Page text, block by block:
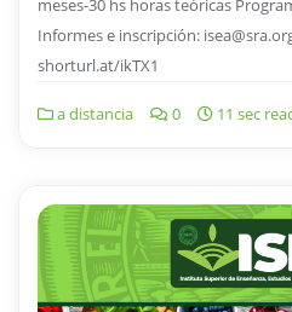
meses-30 hs horas teóricas
Informes e inscripción:
shorturl.at/ikTX1
a distancia 0 11 sec